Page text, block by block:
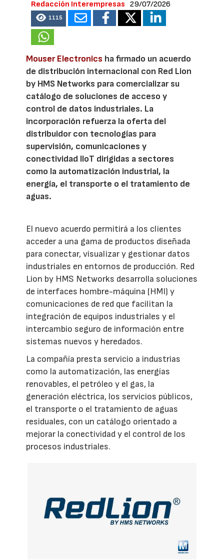
Redacción Interempresas 29/07/2026
1115
Mouser Electronics ha firmado un acuerdo
de distribución internacional con Red Lion
by HMS Networks para comercializar su
catálogo de soluciones de acceso y
control de datos industriales. La
incorporación refuerza la oferta del
distribuidor con tecnologías para
supervisión, comunicaciones y
conectividad IIoT dirigidas a sectores
como la automatización industrial, la
energía, el transporte o el tratamiento de
aguas.
El nuevo acuerdo permitirá a los clientes
acceder a una gama de productos diseñada
para conectar, visualizar y gestionar datos
industriales en entornos de producción. Red
Lion by HMS Networks desarrolla soluciones
de interfaces hombre-máquina (HMI) y
comunicaciones de red que facilitan la
integración de equipos industriales y el
intercambio seguro de información entre
sistemas nuevos y heredados.
La compañía presta servicio a industrias
como la automatización, las energías
renovables, el petróleo y el gas, la
generación eléctrica, los servicios públicos,
el transporte o el tratamiento de aguas
residuales, con un catálogo orientado a
mejorar la conectividad y el control de los
procesos industriales.